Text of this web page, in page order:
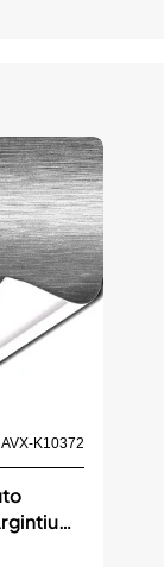
AVX-K10372